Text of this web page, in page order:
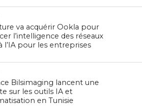
va acquérir Ookla pour
l’intelligence des réseaux
l’IA pour les entreprises
Bilsimaging lancent une
sur les outils IA et
en Tunisie